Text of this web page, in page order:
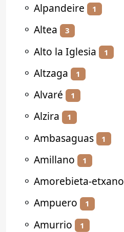
⚬ Alpandeire 1
⚬ Altea 3
⚬ Alto la Iglesia 1
⚬ Altzaga 1
⚬ Alvaré 1
⚬ Alzira 1
⚬ Ambasaguas 1
⚬ Amillano 1
⚬ Amorebieta-etxano
⚬ Ampuero 1
⚬ Amurrio 1